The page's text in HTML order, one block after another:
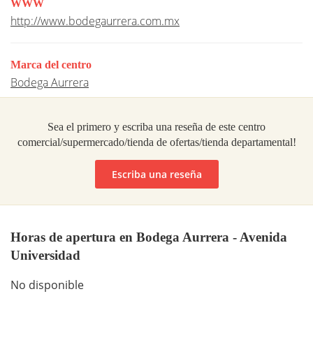
WWW
http://www.bodegaurrera.com.mx
Marca del centro
Bodega Aurrera
Sea el primero y escriba una reseña de este centro
comercial/supermercado/tienda de ofertas/tienda departamental!
Escriba una reseña
Horas de apertura en Bodega Aurrera - Avenida
Universidad
No disponible